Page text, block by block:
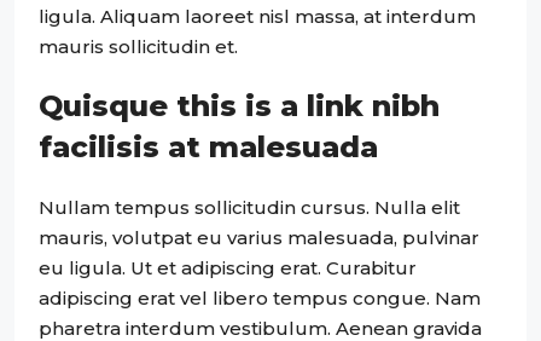
ligula. Aliquam laoreet nisl massa, at interdum
mauris sollicitudin et.
Quisque this is a link nibh
facilisis at malesuada
Nullam tempus sollicitudin cursus. Nulla elit
mauris, volutpat eu varius malesuada, pulvinar
eu ligula. Ut et adipiscing erat. Curabitur
adipiscing erat vel libero tempus congue. Nam
pharetra interdum vestibulum. Aenean gravida